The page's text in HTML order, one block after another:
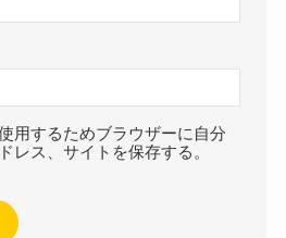
用するためブラウザーに自分
レス、サイトを保存する。